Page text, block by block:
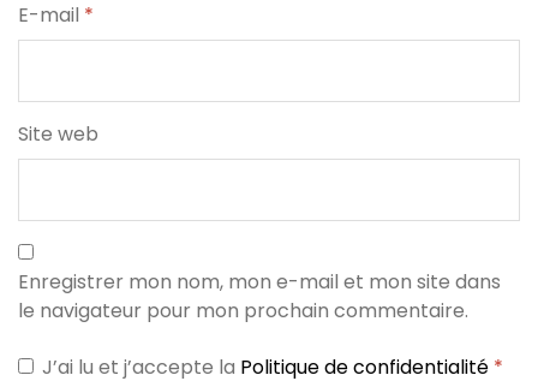
E-mail *
Site web
Enregistrer mon nom, mon e-mail et mon site dans
le navigateur pour mon prochain commentaire.
J’ai lu et j’accepte la Politique de confidentialité *